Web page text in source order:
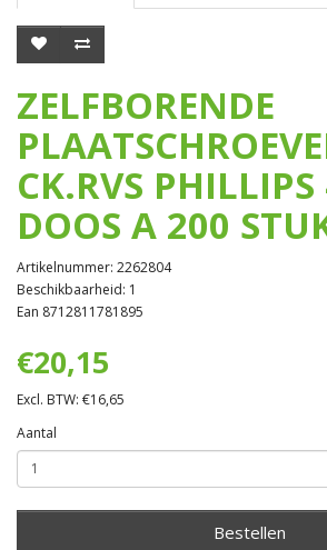
ZELFBORENDE
CK.RVS
DOOS A 200
Artikelnummer: 2262804
Beschikbaarheid: 1
Ean 8712811781895
€20,15
Excl. BTW: €16,65
Aantal
Bestellen